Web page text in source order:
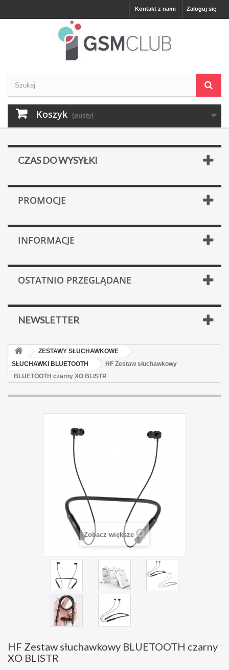
Zaloguj się
Kontakt z nami
Koszyk (pusty)
CZAS DO WYSYŁKI
PROMOCJE
INFORMACJE
OSTATNIO PRZEGLĄDANE
NEWSLETTER
ZESTAWY SŁUCHAWKOWE
SŁUCHAWKI BLUETOOTH
HF Zestaw słuchawkowy
BLUETOOTH czarny XO BLISTR
Zobacz większe
HF Zestaw słuchawkowy BLUETOOTH czarny
XO BLISTR